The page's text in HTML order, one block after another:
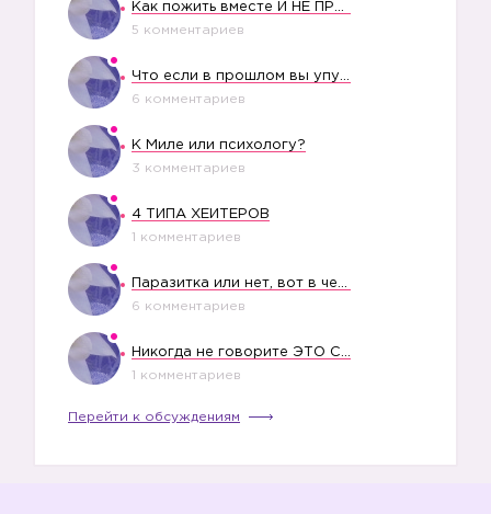
Как пожить вместе И НЕ ПРОЛЕТЕТЬ СО СВАДЬБОЙ
5 комментариев
Что если в прошлом вы упустили свое счастье?
6 комментариев
К Миле или психологу?
3 комментариев
4 ТИПА ХЕЙТЕРОВ
1 комментариев
Паразитка или нет, вот в чем вопрос?
6 комментариев
Никогда не говорите ЭТО СВОЕМУ РЕБЕНКУ
1 комментариев
Перейти к обсуждениям